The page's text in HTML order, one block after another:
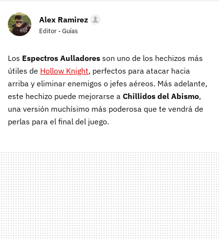
Alex Ramirez
Editor - Guías
Los Espectros Aulladores son uno de los hechizos más
útiles de Hollow Knight, perfectos para atacar hacia
arriba y eliminar enemigos o jefes aéreos. Más adelante,
este hechizo puede mejorarse a Chillidos del Abismo,
una versión muchísimo más poderosa que te vendrá de
perlas para el final del juego.